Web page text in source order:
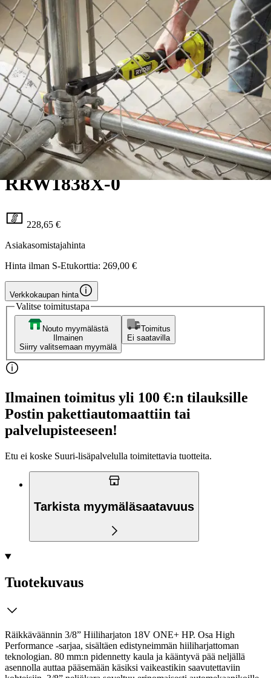
Ryobi
Ryobi 18V räikkäväännin 3/8”
RRW1838X-0
228,65 €
Asiakasomistajahinta
Hinta ilman S-Etukorttia: 269,00 €
Verkkokaupan hinta
Valitse toimitustapa
Nouto myymälästä
Ilmainen
Siirry valitsemaan myymälä
Toimitus
Ei saatavilla
Ilmainen toimitus yli 100 €:n tilauksille
Postin pakettiautomaattiin tai
palvelupisteeseen!
Etu ei koske Suuri‑lisäpalvelulla toimitettavia tuotteita.
Tarkista myymäläsaatavuus
Tuotekuvaus
Räikkäväännin 3/8” Hiiliharjaton 18V ONE+ HP. Osa High
Performance -sarjaa, sisältäen edistyneimmän hiiliharjattoman
teknologian. 80 mm:n pidennetty kaula ja kääntyvä pää neljällä
asennolla auttaa pääsemään käsiksi vaikeastikin saavutettaviin